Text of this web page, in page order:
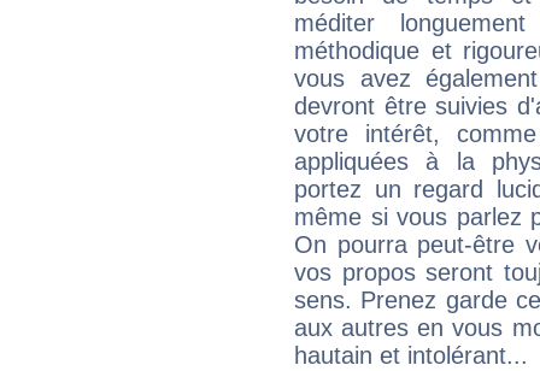
méditer
méthodique et
vous avez
devront être suivies
votre intérêt,
appliquées à la
portez un regard
même si vous parlez
On pourra peut-être
vos propos seront
sens. Prenez garde
aux autres en vous
hautain et intolérant...